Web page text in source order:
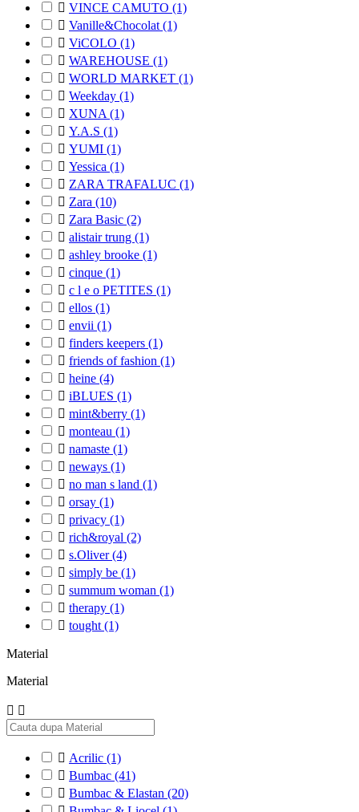
 VINCE CAMUTO (1)
 Vanille&Chocolat (1)
 ViCOLO (1)
 WAREHOUSE (1)
 WORLD MARKET (1)
 Weekday (1)
 XUNA (1)
 Y.A.S (1)
 YUMI (1)
 Yessica (1)
 ZARA TRAFALUC (1)
 Zara (10)
 Zara Basic (2)
 alistair trung (1)
 ashley brooke (1)
 cinque (1)
 c l e o PETITES (1)
 ellos (1)
 envii (1)
 finders keepers (1)
 friends of fashion (1)
 heine (4)
 iBLUES (1)
 mint&berry (1)
 monteau (1)
 namaste (1)
 neways (1)
 no man s land (1)
 orsay (1)
 privacy (1)
 rich&royal (2)
 s.Oliver(4)
 simply be (1)
 summum woman (1)
 therapy (1)
 tought (1)
Material
Material
 
 Acrilic (1)
 Bumbac (41)
 Bumbac & Elastan (20)